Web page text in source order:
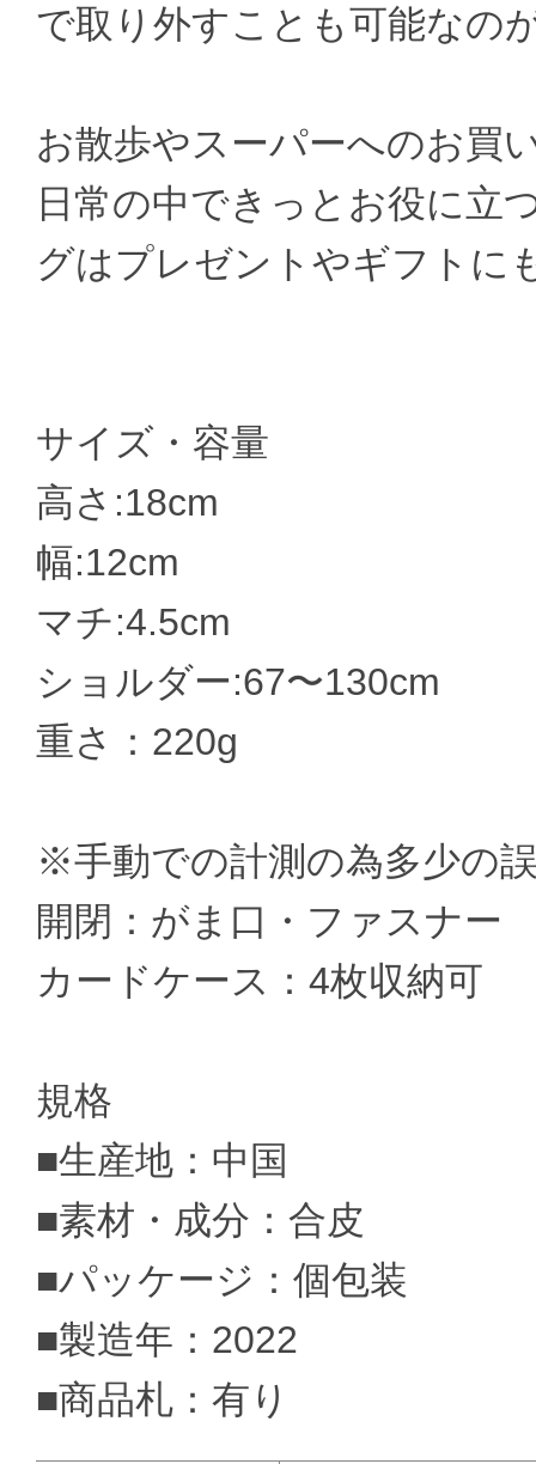
で取り外すことも可能なの
お散歩やスーパーへのお買
日常の中できっとお役に立
グはプレゼントやギフトに
サイズ・容量
高さ:18cm
幅:12cm
マチ:4.5cm
ショルダー:67〜130cm
重さ：220g
※手動での計測の為多少の
開閉：がま口・ファスナー
カードケース：4枚収納可
規格
■生産地：中国
■素材・成分：合皮
■パッケージ：個包装
■製造年：2022
■商品札：有り